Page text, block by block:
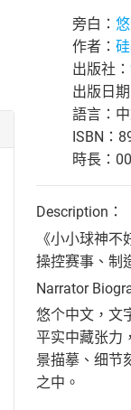
旁白：
作者：
出版社：
出版日
語言：
ISBN：
時長：
Description：
《小小球神
操控赛事、制
Narrator
悠个中文，文
平实中藏张力
景描摹、细节
之中。